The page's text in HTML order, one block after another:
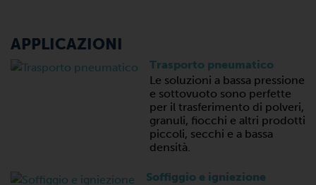
APPLICAZIONI
Trasporto pneumatico
Le soluzioni a bassa pressione
e sottovuoto sono perfette
per il trasferimento di polveri,
granuli, fiocchi e altri prodotti
piccoli, secchi e a bassa
densità.
Soffiggio e igniezione